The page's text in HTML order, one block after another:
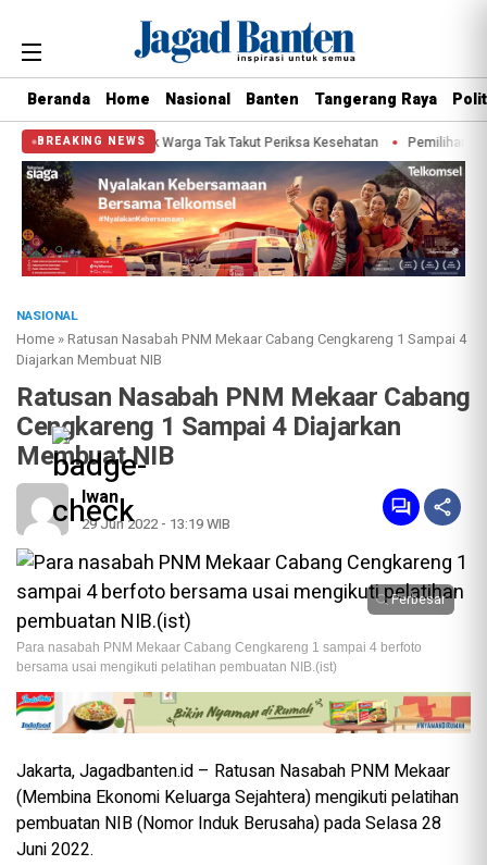
Beranda Home Nasional Banten Tangerang Raya
BREAKING NEWS
Ajak Warga Tak Takut Periksa Kesehatan Pemilihan Duta Baca
NASIONAL
Home »Ratusan Nasabah PNM Mekaar Cabang Cengkareng 1 Sampai 4
Diajarkan Membuat NIB
Ratusan Nasabah PNM Mekaar Cabang
Cengkareng 1 Sampai 4 Diajarkan
Membuat NIB
Iwan
29 Jun 2022 - 13:19 WIB
Perbesar
Para nasabah PNM Mekaar Cabang Cengkareng 1 sampai 4 berfoto
bersama usai mengikuti pelatihan pembuatan NIB.(ist)
Jakarta, Jagadbanten.id – Ratusan Nasabah PNM Mekaar
(Membina Ekonomi Keluarga Sejahtera) mengikuti pelatihan
pembuatan NIB (Nomor Induk Berusaha) pada Selasa 28
Juni 2022.